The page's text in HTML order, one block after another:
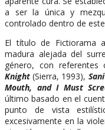
a ser la única y
controlado dentro de
El título de Fictiorama
madura alejada del
género, con
Knight(Sierra, 1993),
Mouth, and I Must
último basado en el
punto de vista
excesivamente en la